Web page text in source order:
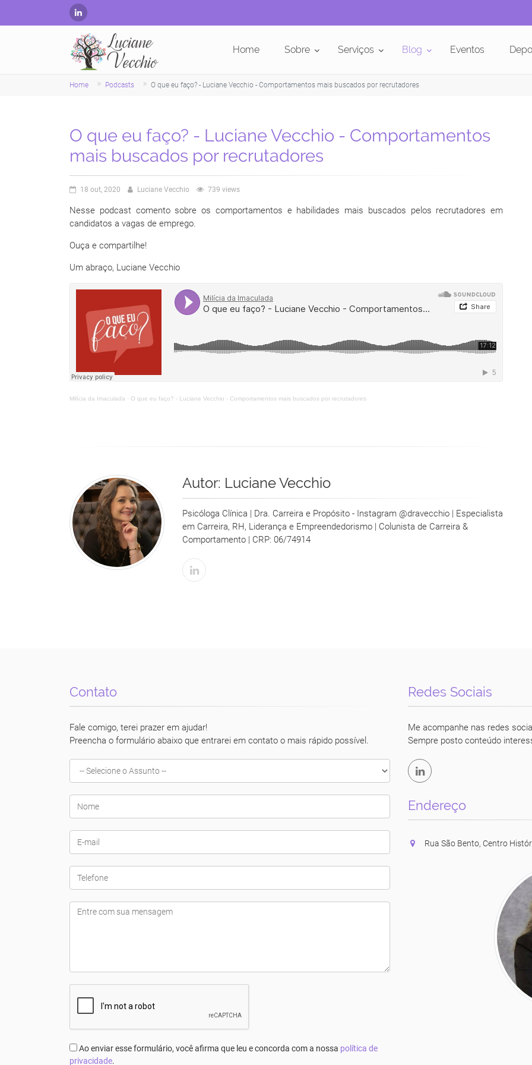
Home Sobre Serviços Blog Eventos
Home Podcasts O que eu faço? - Luciane Vecchio - Comportamentos mais buscados por recrutadores
O que eu faço? - Luciane Vecchio - Comportamentos
mais buscados por recrutadores
18 out, 2020 Luciane Vecchio 739 views
Nesse podcast comento sobre os comportamentos e habilidades mais buscados pelos recrutadores em
candidatos a vagas de emprego.
Ouça e compartilhe!
Um abraço, Luciane Vecchio
Milícia da Imaculada · O que eu faço? - Luciane Vecchio - Comportamentos mais buscados por recrutadores
Autor: Luciane Vecchio
Psicóloga Clínica | Dra. Carreira e Propósito - Instagram @dravecchio | Especialista
em Carreira, RH, Liderança e Empreendedorismo | Colunista de Carreira &
Comportamento | CRP: 06/74914
Contato
Fale comigo, terei prazer em ajudar!
Preencha o formulário abaixo que entrarei em contato o mais rápido possível.
Ao enviar esse formulário, você afirma que leu e concorda com a nossa política de
privacidade.
Redes Sociais
Me acompanhe nas redes
Sempre posto conteúdo
Endereço
Rua São Bento, Centro